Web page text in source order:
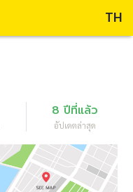
TH
8 ปีที่แล้ว
อัปเดตล่าสุด